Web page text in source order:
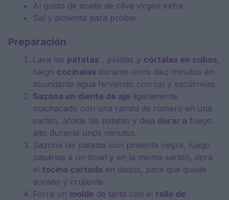
Al gusto de aceite de oliva virgen extra
Sal y pimienta para probar
Preparación
Lava las patatas , pélalas y córtalas en cubos,
luego cocínalas durante unos diez minutos en
abundante agua hirviendo con sal y escúrrelas.
Sazona un diente de ajo ligeramente
machacado con una ramita de romero en una
sartén, añade las patatas y deja dorar a fuego
alto durante unos minutos.
Sazona las patatas con pimienta negra, luego
pasarlas a un bowl y en la misma sartén, dora
el tocino cortado en dados, para que quede
dorado y crujiente.
Forra un molde de tarta con el rollo de